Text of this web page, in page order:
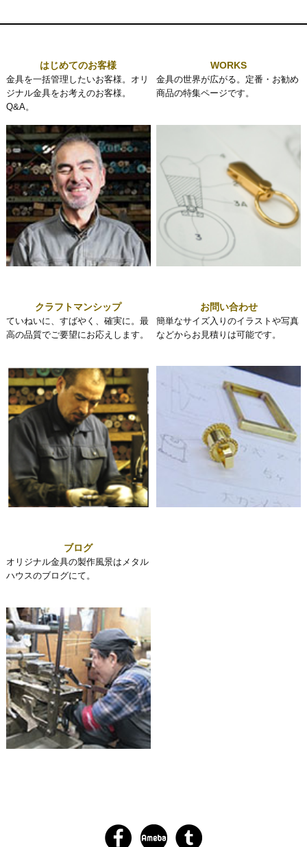
はじめてのお客様
金具を一括管理したいお客様。オリ
ジナル金具をお考えのお客様。
Q&A。
WORKS
金具の世界が広がる。定番・お勧め
商品の特集ページです。
クラフトマンシップ
ていねいに、すばやく、確実に。最
高の品質でご要望にお応えします。
お問い合わせ
簡単なサイズ入りのイラストや写真
などからお見積りは可能です。
ブログ
オリジナル金具の製作風景はメタル
ハウスのブログにて。